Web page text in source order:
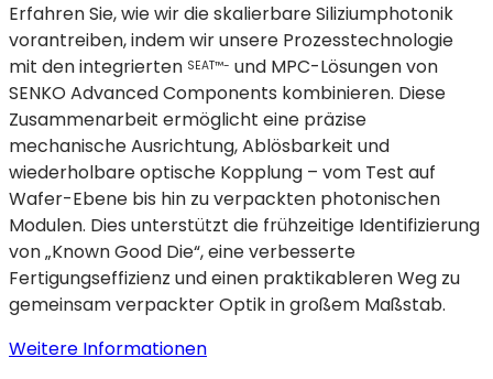
Erfahren Sie, wie wir die skalierbare Siliziumphotonik
vorantreiben, indem wir unsere Prozesstechnologie
mit denintegrierten SEAT™- und MPC-Lösungen von
SENKO Advanced Components kombinieren. Diese
Zusammenarbeit ermöglicht eine präzise
mechanische Ausrichtung, Ablösbarkeit und
wiederholbare optische Kopplung – vom Test auf
Wafer-Ebene bis hin zu verpackten photonischen
Modulen. Dies unterstützt die frühzeitige Identifizierung
von „Known Good Die“, eine verbesserte
Fertigungseffizienz und einen praktikableren Weg zu
gemeinsam verpackter Optik in großem Maßstab.
Weitere Informationen:(wird